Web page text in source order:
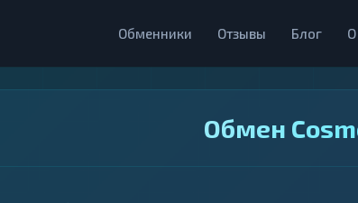
Обменники Отзывы Блог
Обмен